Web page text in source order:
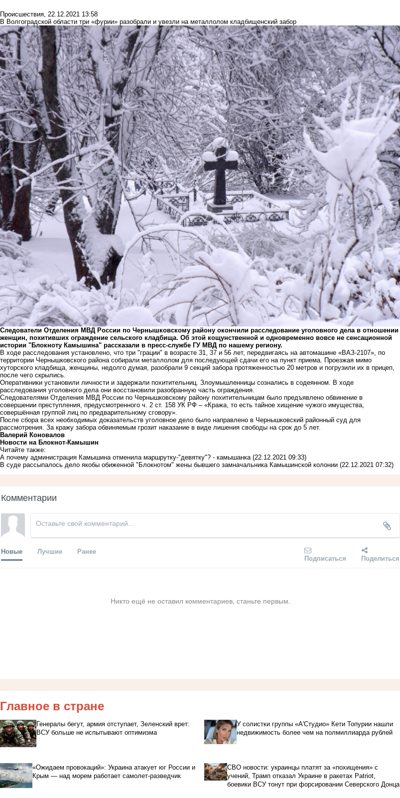
Происшествия, 22.12.2021 13:58
В Волгоградской области три «фурии» разобрали и увезли на металлолом кладбищенский забор
Следователи Отделения МВД России по Чернышковскому району окончили расследование уголовного дела в отношении
женщин, похитивших ограждение сельского кладбища. Об этой кощунственной и одновременно вовсе не сенсационной
истории "Блокноту Камышина" рассказали в пресс-службе ГУ МВД по нашему региону.
В ходе расследования установлено, что три "грации" в возрасте 31, 37 и 56 лет, передвигаясь на автомашине «ВАЗ-2107», по
территории Чернышковского района собирали металлолом для последующей сдачи его на пункт приема. Проезжая мимо
хуторского кладбища, женщины, недолго думая, разобрали 9 секций забора протяженностью 20 метров и погрузили их в прицеп,
после чего скрылись.
Оперативники установили личности и задержали похитительниц. Злоумышленницы сознались в содеянном. В ходе
расследования уголовного дела они восстановили разобранную часть ограждения.
Следователями Отделения МВД России по Чернышковскому району похитительницам было предъявлено обвинение в
совершении преступления, предусмотренного ч. 2 ст. 158 УК РФ – «Кража, то есть тайное хищение чужого имущества,
совершённая группой лиц по предварительному сговору».
После сбора всех необходимых доказательств уголовное дело было направлено в Чернышковский районный суд для
рассмотрения. За кражу забора обвиняемым грозит наказание в виде лишения свободы на срок до 5 лет.
Валерий Коновалов
Новости на Блoкнoт-Камышин
Читайте также:
А почему администрация Камышина отменила маршрутку-"девятку"? - камышанка (22.12.2021 09:33)
В суде рассыпалось дело якобы обиженной "Блокнотом" жены бывшего замначальника Камышинской колонии (22.12.2021 07:32)
Комментарии
Новые Лучшие Ранее
Подписаться Поделиться
Никто ещё не оставил комментариев, станьте первым.
Главное в стране
Генералы бегут, армия отступает, Зеленский врет:
ВСУ больше не испытывают оптимизма
У солистки группы «А'Студио» Кети Топурии нашли
недвижимость более чем на полмиллиарда рублей
«Ожидаем провокаций»: Украина атакует юг России и
Крым — над морем работает самолет-разведчик
СВО новости: украинцы платят за «похищения» с
учений, Трамп отказал Украине в ракетах Patriot,
боевики ВСУ тонут при форсировании Северского Донца